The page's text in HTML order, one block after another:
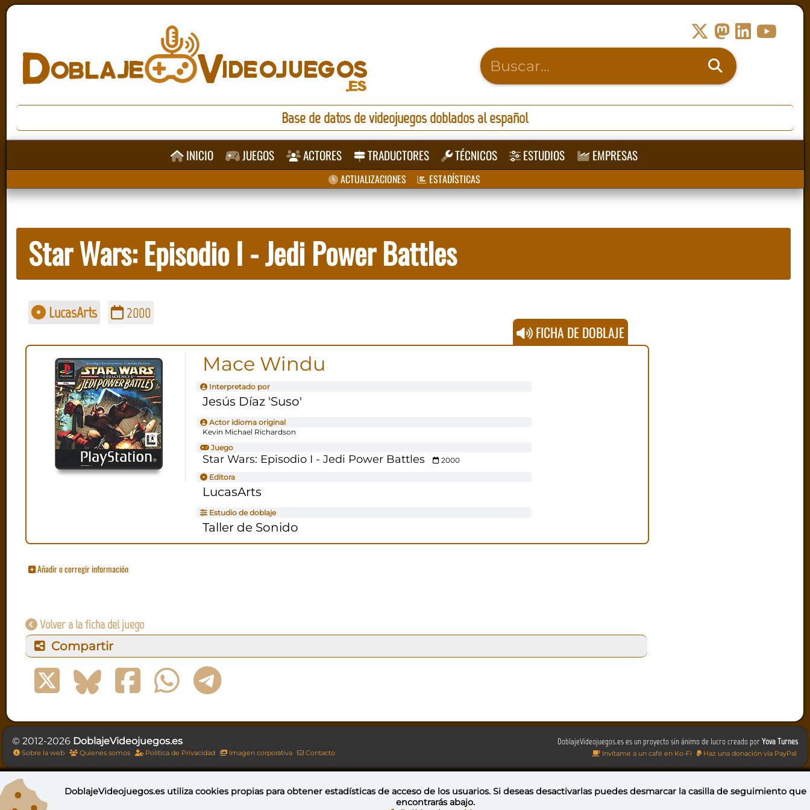
Base de datos de videojuegos doblados al español
INICIO JUEGOS ACTORES TRADUCTORES TÉCNICOS ESTUDIOS EMPRESAS
ACTUALIZACIONES ESTADÍSTICAS
Star Wars: Episodio I - Jedi Power Battles
LucasArts 2000
FICHA DE DOBLAJE
Mace Windu
Interpretado por
Jesús Díaz 'Suso'
Actor idioma original
Kevin Michael Richardson
Juego
Star Wars: Episodio I - Jedi Power Battles
2000
Editora
LucasArts
Estudio de doblaje
Taller de Sonido
Añadir o corregir información
Volver a la ficha del juego
Compartir
DoblajeVideojuegos.es es un proyecto sin ánimo de lucro creado porYova Turnes
Invítame a un café en Ko-Fi Haz una donación vía PayPal
© 2012-2026 DoblajeVideojuegos.es
Sobre la web Quienes somos Política de Privacidad Imagen corporativa Contacto
Esta obra está bajo una licencia de Creative Commons Reconocimiento-NoComercial-CompartirIgual 4.0 Internacional
DoblajeVideojuegos.es utilizacookies propiaspara obtener estadísticas de acceso de los usuarios. Si deseas desactivarlas puedesdesmarcar la casilla de seguimiento que
encontrarás abajo.